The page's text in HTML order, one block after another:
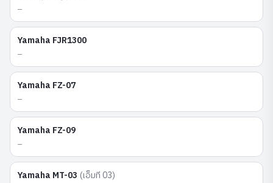
—
Yamaha FJR1300
—
Yamaha FZ-07
—
Yamaha FZ-09
—
Yamaha MT-03 (เอ็มที 03)